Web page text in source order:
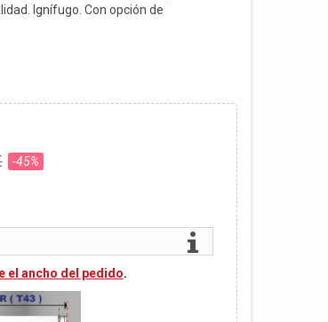
Ignífugo. Con opción de
-45%
el ancho del pedido.